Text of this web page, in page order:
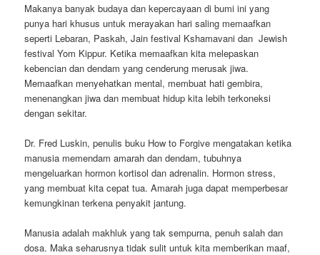
Makanya banyak budaya dan kepercayaan di bumi ini yang
punya hari khusus untuk merayakan hari saling memaafkan
seperti Lebaran, Paskah, Jain festival Kshamavani dan Jewish
festival Yom Kippur. Ketika memaafkan kita melepaskan
kebencian dan dendam yang cenderung merusak jiwa.
Memaafkan menyehatkan mental, membuat hati gembira,
menenangkan jiwa dan membuat hidup kita lebih terkoneksi
dengan sekitar.
Dr. Fred Luskin, penulis buku How to Forgive mengatakan ketika
manusia memendam amarah dan dendam, tubuhnya
mengeluarkan hormon kortisol dan adrenalin. Hormon stress,
yang membuat kita cepat tua. Amarah juga dapat memperbesar
kemungkinan terkena penyakit jantung.
Manusia adalah makhluk yang tak sempurna, penuh salah dan
dosa. Maka seharusnya tidak sulit untuk kita memberikan maaf,